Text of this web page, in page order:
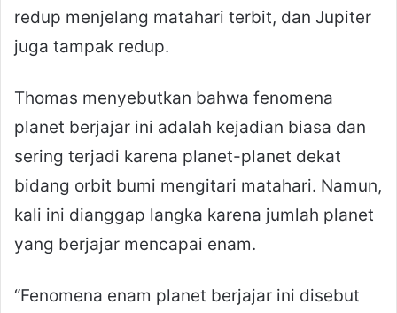
redup menjelang matahari terbit, dan Jupiter
juga tampak redup.
Thomas menyebutkan bahwa fenomena
planet berjajar ini adalah kejadian biasa dan
sering terjadi karena planet-planet dekat
bidang orbit bumi mengitari matahari. Namun,
kali ini dianggap langka karena jumlah planet
yang berjajar mencapai enam.
“Fenomena enam planet berjajar ini disebut